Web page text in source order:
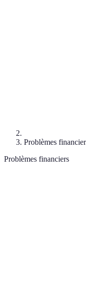
Problèmes
Problèmes financiers